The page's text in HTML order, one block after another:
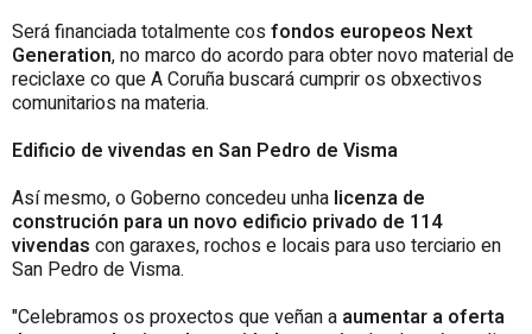
Será financiada totalmente cos fondos europeos Next
Generation, no marco do acordo para obter novo material de
reciclaxe co que A Coruña buscará cumprir os obxectivos
comunitarios na materia.
Edificio de vivendas en San Pedro de Visma
Así mesmo, o Goberno concedeu unha licenza de
construción para un novo edificio privado de 114
vivendas con garaxes, rochos e locais para uso terciario en
San Pedro de Visma.
"Celebramos os proxectos que veñan a aumentar a oferta